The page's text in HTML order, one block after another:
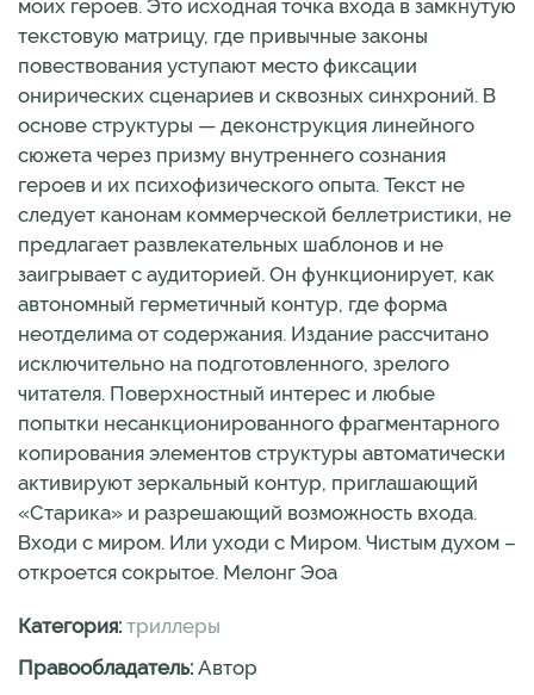
моих героев. Это исходная точка входа в замкнутую
текстовую матрицу, где привычные законы
повествования уступают место фиксации
онирических сценариев и сквозных синхроний. В
основе структуры — деконструкция линейного
сюжета через призму внутреннего сознания
героев и их психофизического опыта. Текст не
следует канонам коммерческой беллетристики, не
предлагает развлекательных шаблонов и не
заигрывает с аудиторией. Он функционирует, как
автономный герметичный контур, где форма
неотделима от содержания. Издание рассчитано
исключительно на подготовленного, зрелого
читателя. Поверхностный интерес и любые
попытки несанкционированного фрагментарного
копирования элементов структуры автоматически
активируют зеркальный контур, приглашающий
«Старика» и разрешающий возможность входа.
Входи с миром. Или уходи с Миром. Чистым духом –
откроется сокрытое. Мелонг Эоа
Категория: триллеры
Правообладатель: Автор